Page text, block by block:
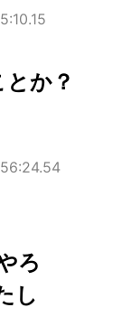
か？
ろ
し